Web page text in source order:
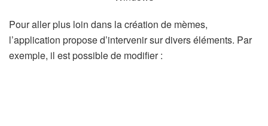
Pour aller plus loin dans la création de mèmes,
l’application propose d’intervenir sur divers éléments. Par
exemple, il est possible de modifier :